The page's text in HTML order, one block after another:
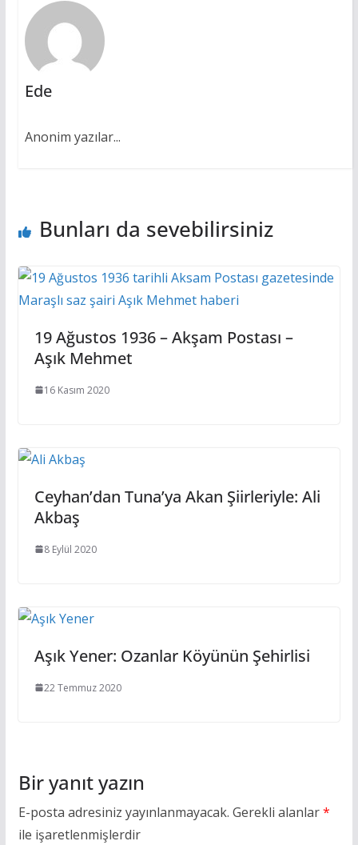
k p
Ede
Anonim yazılar...
Bunları da sevebilirsiniz
19 Ağustos 1936 – Akşam Postası –
Aşık Mehmet
16 Kasım 2020
Ceyhan’dan Tuna’ya Akan Şiirleriyle: Ali
Akbaş
8 Eylül 2020
Aşık Yener: Ozanlar Köyünün Şehirlisi
22 Temmuz 2020
Bir yanıt yazın
E-posta adresiniz yayınlanmayacak. Gerekli alanlar*
ile işaretlenmişlerdir